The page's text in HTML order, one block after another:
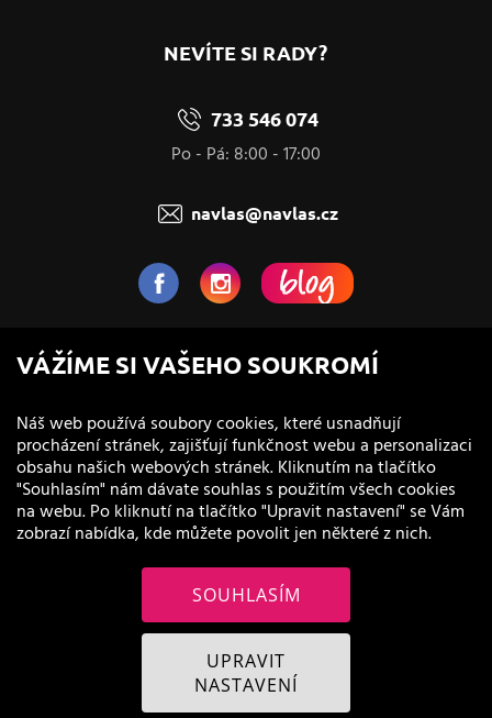
NEVÍTE SI RADY?
733 546 074
Po - Pá: 8:00 - 17:00
navlas@navlas.cz
NaVlas.cz - Vlasová kosmetika
provozovatel e-shopu a prodejen
© 2011 - 2026 NaVlas.cz
VÁŽÍME SI VAŠEHO SOUKROMÍ
Náš web používá soubory cookies, které usnadňují
procházení stránek, zajišťují funkčnost webu a personalizaci
obsahu našich webových stránek. Kliknutím na tlačítko
"Souhlasím" nám dávate souhlas s použitím všech cookies
na webu. Po kliknutí na tlačítko "Upravit nastavení" se Vám
zobrazí nabídka, kde můžete povolit jen některé z nich.
SOUHLASÍM
UPRAVIT
NASTAVENÍ